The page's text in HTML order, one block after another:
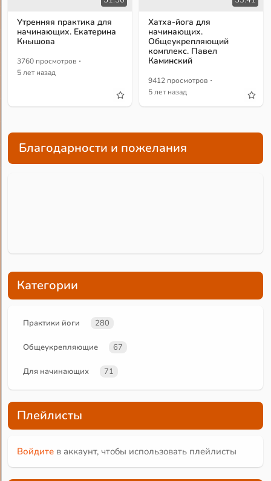
Утренняя практика для
начинающих. Екатерина
Кнышова
3760 просмотров ·
5 лет назад
Хатха-йога для
начинающих.
Общеукрепляющий
комплекс. Павел
Каминский
9412 просмотров ·
5 лет назад
Благодарности и пожелания
Категории
Практики йоги 280
Общеукрепляющие 67
Для начинающих 71
Плейлисты
Войдите в аккаунт, чтобы использовать плейлисты